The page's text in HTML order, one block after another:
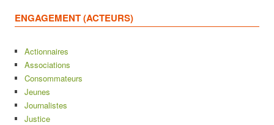
ENGAGEMENT (ACTEURS)
Actionnaires
Associations
Consommateurs
Jeunes
Journalistes
Justice